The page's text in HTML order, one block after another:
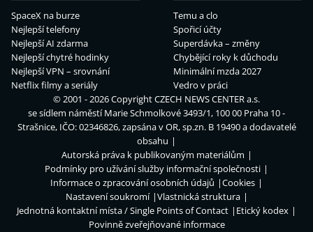
SpaceX na burze
Nejlepší telefony
Nejlepší AI zdarma
Nejlepší chytré hodinky
Nejlepší VPN – srovnání
Netflix filmy a seriály
Temu a clo
Spořicí účty
Superdávka – změny
Chybějící roky k důchodu
Minimální mzda 2027
Vedro v práci
© 2001 - 2026 CopyrightCZECH NEWS CENTER a.s.
se sídlem náměstí Marie Schmolkové 3493/1, 100 00 Praha 10 -
Strašnice, IČO: 02346826, zapsána v OR, sp.zn. B 19490 a dodavatelé
obsahu
Autorská práva k publikovaným materiálům
Podmínky pro užívání služby informační společnosti
Informace o zpracování osobních údajů
Cookies
Nastavení soukromí
Vlastnická struktura
Jednotná kontaktní místa / Single Points of Contact
Etický kodex
Povinně zveřejňované informace